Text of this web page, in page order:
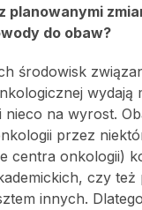
planowanymi
do obaw?
środowisk
wydają
na wyrost.
przez
centra onkologii)
czy też
innych.